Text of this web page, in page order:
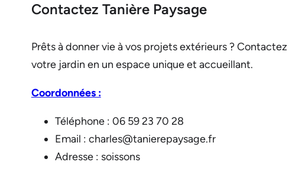
Contactez Tanière Paysage
Prêts à donner vie à vos projets extérieurs ? Contactez
votre jardin en un espace unique et accueillant.
Coordonnées :
Téléphone : 06 59 23 70 28
Email : charles@tanierepaysage.fr
Adresse : soissons